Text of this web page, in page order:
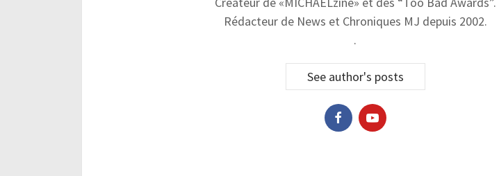
Rédacteur de News et Chroniques MJ depuis 2002.
.
See author's posts